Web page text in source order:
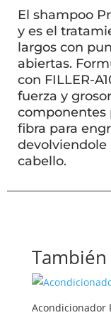
El shampoo
y es el
largos con
abiertas.
con FILLER-
fuerza y
componentes
fibra para
devolviendole
cabello.
Acondicionador